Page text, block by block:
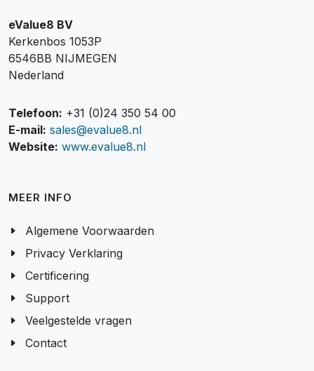
eValue8 BV
Kerkenbos 1053P
6546BB NIJMEGEN
Nederland
Telefoon: +31 (0)24 350 54 00
E-mail: sales@evalue8.nl
Website: www.evalue8.nl
MEER INFO
Algemene Voorwaarden
Privacy Verklaring
Certificering
Support
Veelgestelde vragen
Contact